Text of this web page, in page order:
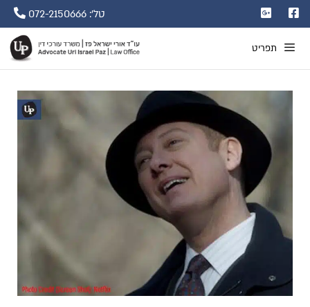
טל': 072-2150666
תפריט